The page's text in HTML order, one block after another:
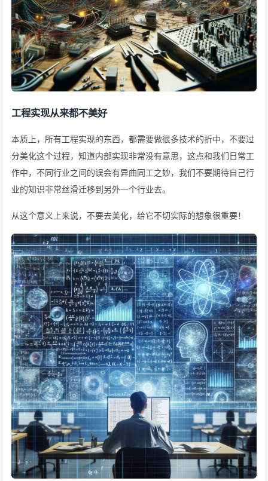
工程实现从来都不美好
本质上，所有工程实现的东西，都需要做很多技术的折中，不要过
分美化这个过程，知道内部实现非常没有意思，这点和我们日常工
作中，不同行业之间的误会有异曲同工之妙，我们不要期待自己行
业的知识非常丝滑迁移到另外一个行业去。
从这个意义上来说，不要去美化，给它不切实际的想象很重要！